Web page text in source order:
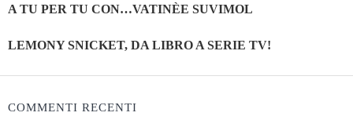
A TU PER TU CON…VATINÈE SUVIMOL
LEMONY SNICKET, DA LIBRO A SERIE TV!
COMMENTI RECENTI